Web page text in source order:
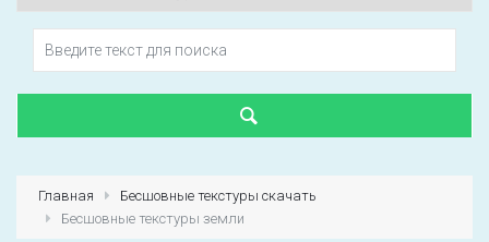
Первый раз?
Главная
Бесшовные текстуры скачать
Бесшовные текстуры земли